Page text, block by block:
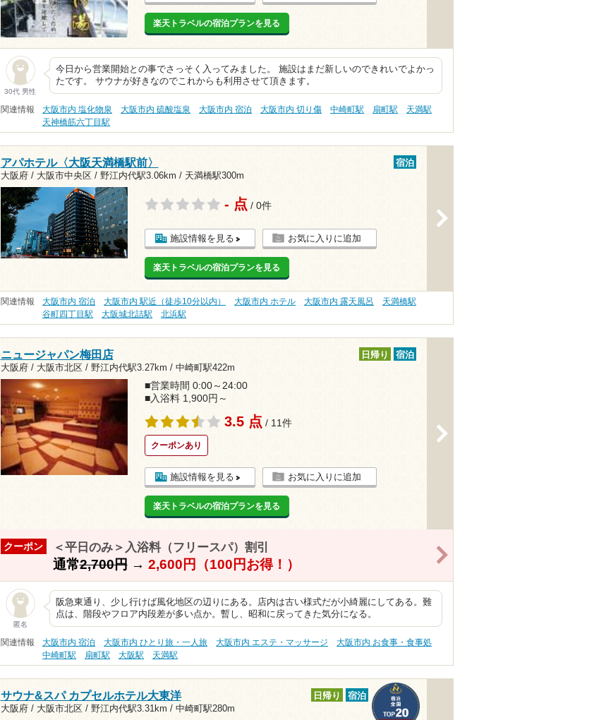
楽天トラベルの宿泊プランを見る
30代 男性
今日から営業開始との事でさっそく入ってみました。 施設はまだ新しいのできれいでよかっ
たです。 サウナが好きなのでこれからも利用させて頂きます。
関連情報 大阪市内 塩化物泉 大阪市内 硫酸塩泉 大阪市内 宿泊 大阪市内 切り傷 中崎町駅 扇町駅
天満駅
天神橋筋六丁目駅
アパホテル〈大阪天満橋駅前〉
大阪府 / 大阪市中央区 / 野江内代駅3.06km / 天満橋駅300m
宿泊
- 点 / 0件
施設情報を見る お気に入りに追加
楽天トラベルの宿泊プランを見る
関連情報 大阪市内 宿泊 大阪市内 駅近（徒歩10分以内） 大阪市内 ホテル 大阪市内 露天風呂
天満橋駅
谷町四丁目駅
大阪城北詰駅 北浜駅
ニュージャパン梅田店
大阪府 / 大阪市北区 / 野江内代駅3.27km / 中崎町駅422m
日帰り 宿泊
■営業時間 0:00～24:00
■入浴料 1,900円～
3.5 点 / 11件
クーポンあり
施設情報を見る お気に入りに追加
楽天トラベルの宿泊プランを見る
クーポン ＜平日のみ＞入浴料（フリースパ）割引
通常2,700円→ 2,600円（100円お得！）
>
匿名
阪急東通り、少し行けば風化地区の辺りにある。店内は古い様式だが小綺麗にしてある。難
点は、階段やフロア内段差が多い点か。暫し、昭和に戻ってきた気分になる。
関連情報 大阪市内 宿泊 大阪市内 ひとり旅・一人旅 大阪市内 エステ・マッサージ
大阪市内 お食事・食事処
中崎町駅
扇町駅 大阪駅 天満駅
サウナ&スパ カプセルホテル大東洋
大阪府 / 大阪市北区 / 野江内代駅3.31km / 中崎町駅280m
日帰り 宿泊